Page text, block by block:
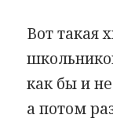
Вот такая
как бы и
а потом